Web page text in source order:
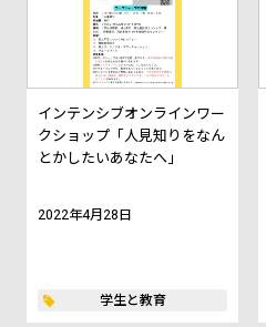
インテンシブオンラインワー
クショップ「人見知りをなん
とかしたいあなたへ」
2022年4月28日
学生と教育